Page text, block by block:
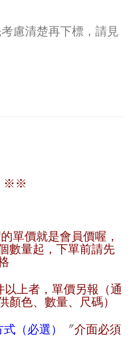
慮清楚再下標，請見
※※
單價就是會員價喔，
數量起，下單前請先
以上者，單價另報（通
顏色、數量、尺碼）
（必選） 〞介面必須